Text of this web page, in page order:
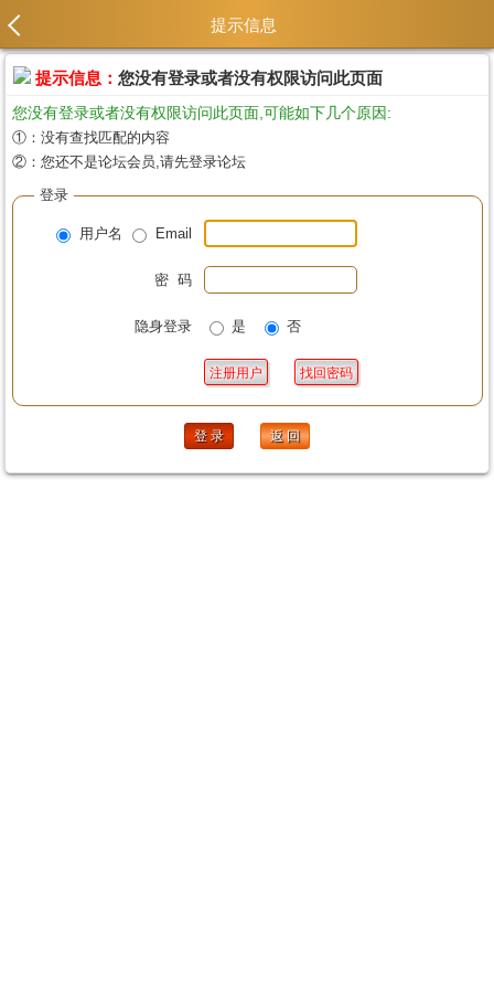
提示信息
提示信息： 您没有登录或者没有权限访问此页面
您没有登录或者没有权限访问此页面,可能如下几个原因:
①：没有查找匹配的内容
②：您还不是论坛会员,请先登录论坛
登录
用户名 Email
密 码
隐身登录 是 否